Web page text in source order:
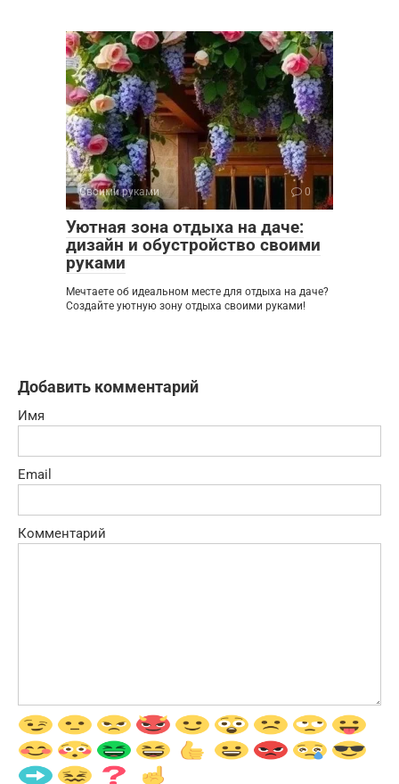
Своими руками 0
Уютная зона отдыха на даче:
дизайн и обустройство своими
руками
Мечтаете об идеальном месте для отдыха на даче?
Создайте уютную зону отдыха своими руками!
Добавить комментарий
Имя
Email
Комментарий